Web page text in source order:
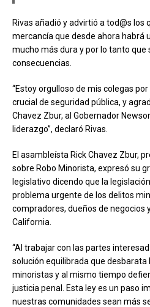
Rivas añadió y advirtió a tod@s los
mercancía que desde ahora habrá
mucho más dura y por lo tanto que
consecuencias.
“Estoy orgulloso de mis colegas
crucial de seguridad pública, y
Chavez Zbur, al Gobernador
liderazgo”, declaró Rivas.
El asambleísta Rick Chavez Zbur,
sobre Robo Minorista, expresó su
legislativo dicendo que la
problema urgente de los delitos
compradores, dueños de negocios
California.
“Al trabajar con las partes
solución equilibrada que desbarata
minoristas y al mismo tiempo
justicia penal. Esta ley es un paso
nuestras comunidades sean más